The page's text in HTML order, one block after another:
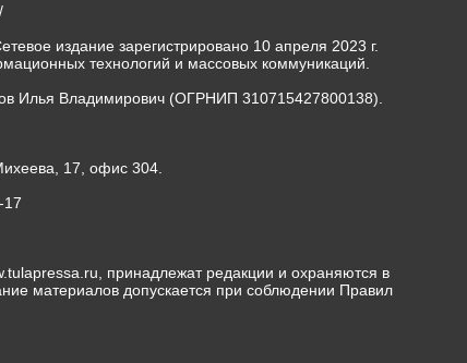
издание зарегистрировано 10 апреля 2023 г.
технологий и массовых коммуникаций.
Илья Владимирович (ОГРНИП 310715427800138).
17, офис 304.
17
принадлежат редакции и охраняются в
материалов допускается при соблюдении Правил